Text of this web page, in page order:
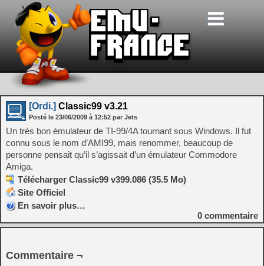
[Ordi.] Classic99 v3.21
Posté le 23/06/2009 à 12:52 par Jets
Un très bon émulateur de TI-99/4A tournant sous Windows. Il fut
connu sous le nom d’AMI99, mais renommer, beaucoup de
personne pensait qu’il s’agissait d’un émulateur Commodore
Amiga.
Télécharger Classic99 v399.086 (35.5 Mo)
Site Officiel
En savoir plus…
0 commentaire
Commentaire ¬